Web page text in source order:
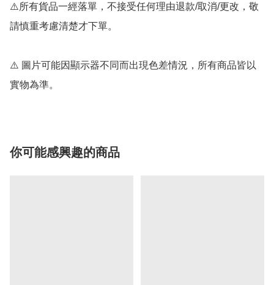
⚠️所有貨品一經落單，不接受任何理由退款/取消/更改，敬
請慎重考慮清楚才下單。
⚠️ 圖片可能因顯示器不同而出現色差情況，所有商品皆以
實物為準。
你可能感興趣的商品